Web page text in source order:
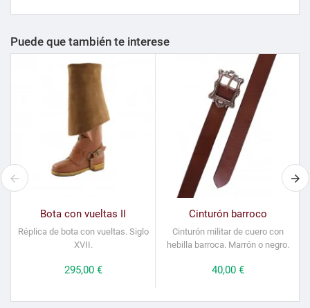
Puede que también te interese
Bota con vueltas II
Réplica de bota con vueltas. Siglo
XVII.
Precio
295,00 €
Cinturón barroco
Cinturón militar de cuero con
hebilla barroca. Marrón o negro.
Precio
40,00 €